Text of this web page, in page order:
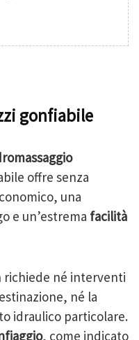
gonfiabile
offre senza
una
e un’estrema facilità
richiede né interventi
né la
idraulico particolare.
, come indicato